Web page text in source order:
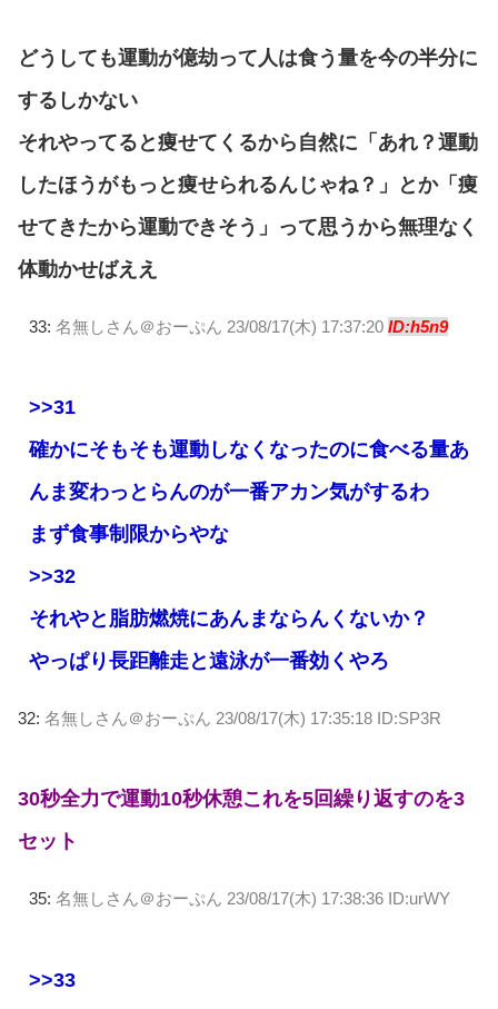
どうしても運動が億劫って人は食う量を今の半分に
するしかない
それやってると痩せてくるから自然に「あれ？運動
したほうがもっと痩せられるんじゃね？」とか「痩
せてきたから運動できそう」って思うから無理なく
体動かせばええ
33: 名無しさん＠おーぷん 23/08/17(木) 17:37:20 ID:h5n9
>>31
確かにそもそも運動しなくなったのに食べる量あ
んま変わっとらんのが一番アカン気がするわ
まず食事制限からやな
>>32
それやと脂肪燃焼にあんまならんくないか？
やっぱり長距離走と遠泳が一番効くやろ
32: 名無しさん＠おーぷん 23/08/17(木) 17:35:18 ID:SP3R
30秒全力で運動10秒休憩これを5回繰り返すのを3
セット
35: 名無しさん＠おーぷん 23/08/17(木) 17:38:36 ID:urWY
>>33